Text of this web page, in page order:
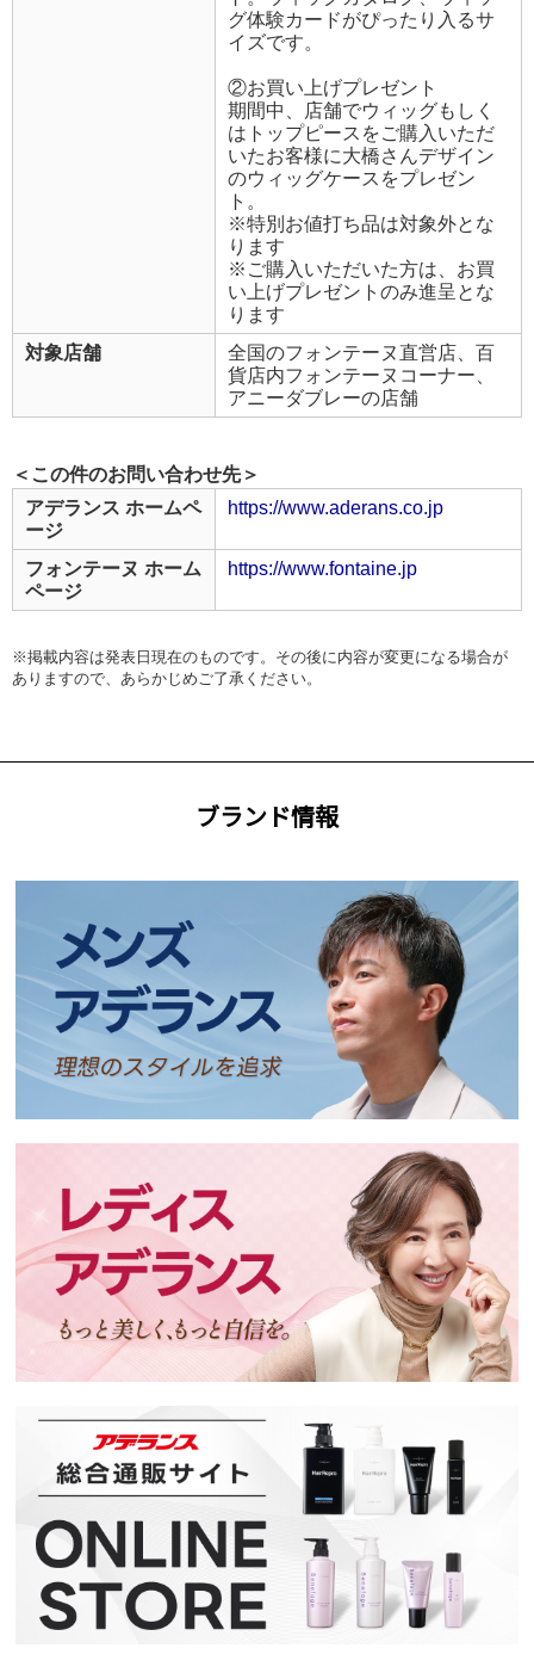
グ体験カードがぴったり入るサ
イズです。
②お買い上げプレゼント
期間中、店舗でウィッグもしく
はトップピースをご購入いただ
いたお客様に大橋さんデザイン
のウィッグケースをプレゼン
ト。
※特別お値打ち品は対象外とな
ります
※ご購入いただいた方は、お買
い上げプレゼントのみ進呈とな
ります
対象店舗
全国のフォンテーヌ直営店、百
貨店内フォンテーヌコーナー、
アニーダブレーの店舗
＜この件のお問い合わせ先＞
アデランス ホームペ
ージ
https://www.aderans.co.jp
フォンテーヌ ホーム
ページ
https://www.fontaine.jp
※掲載内容は発表日現在のものです。その後に内容が変更になる場合が
ありますので、あらかじめご了承ください。
ブランド情報